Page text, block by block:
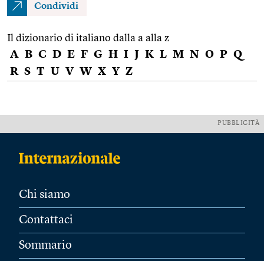
Condividi
Il dizionario di italiano dalla a alla z
A B C D E F G H I J K L M N O P Q
R S T U V W X Y Z
PUBBLICITÀ
Chi siamo
Contattaci
Sommario